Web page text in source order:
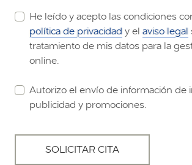
He leído y acepto las condiciones
política de privacidad y el aviso legal
tratamiento de mis datos para la
online.
Autorizo el envío de información de
publicidad y promociones.
SOLICITAR CITA